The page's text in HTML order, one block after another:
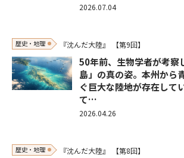
2026.07.04
歴史・地理 『沈んだ大陸』 【第9回】
50年前、生物学者が考察
島」の真の姿。本州から
ぐ巨大な陸地が存在して
て…
2026.04.26
歴史・地理 『沈んだ大陸』 【第8回】